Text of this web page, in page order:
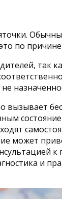
по
так
может
и